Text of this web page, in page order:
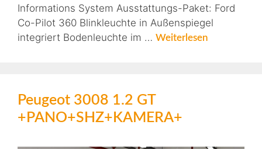
Informations System Ausstattungs-Paket: Ford
Co-Pilot 360 Blinkleuchte in Außenspiegel
integriert Bodenleuchte im … Weiterlesen
Peugeot 3008 1.2 GT
+PANO+SHZ+KAMERA+